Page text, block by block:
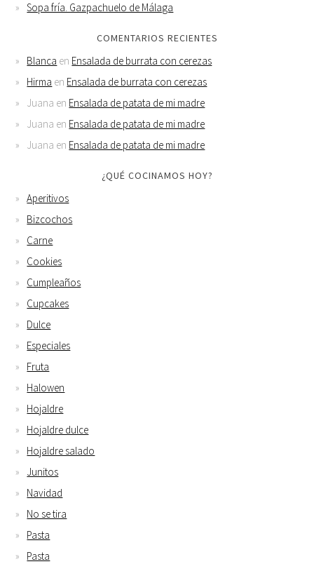
Sopa fría. Gazpachuelo de Málaga
COMENTARIOS RECIENTES
Blanca en Ensalada de burrata con cerezas
Hirma en Ensalada de burrata con cerezas
Juana en Ensalada de patata de mi madre
Juana en Ensalada de patata de mi madre
Juana en Ensalada de patata de mi madre
¿QUÉ COCINAMOS HOY?
Aperitivos
Bizcochos
Carne
Cookies
Cumpleaños
Cupcakes
Dulce
Especiales
Fruta
Halowen
Hojaldre
Hojaldre dulce
Hojaldre salado
Junitos
Navidad
No se tira
Pasta
Pasta